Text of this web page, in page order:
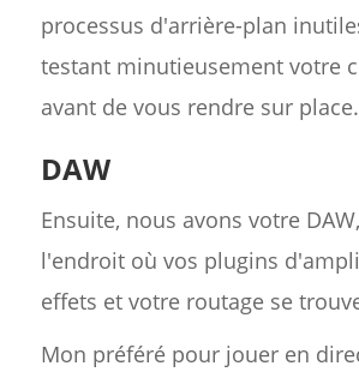
processus d'arrière-plan
testant minutieusement votre
avant de vous rendre sur place.
DAW
Ensuite, nous avons votre
l'endroit où vos plugins
effets et votre routage se
Mon préféré pour jouer en